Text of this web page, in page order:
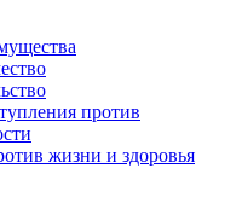
против
жизни и здоровья